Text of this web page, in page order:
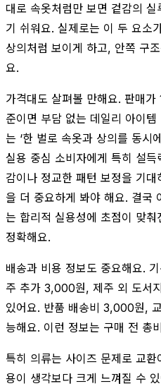
대로 속옷처럼만 보면 겉감의
기 쉬워요. 실제로는 이 두 요소
상의처럼 보이게 하고, 안쪽 구
요.
가격대도 살펴볼 만해요. 판매
준이면 부담 없는 데일리 아이
는 ‘한 벌로 속옷과 상의를 동시
실용 중심 소비자에게 특히 설
감이나 정교한 패턴 보정을 기
을 더 중요하게 봐야 해요. 결국
는 합리적 실용성에 초점이 맞
정확해요.
배송과 비용 정보도 중요해요.
주 추가 3,000원, 제주 외 도서
있어요. 반품 배송비 3,000원,
능해요. 이런 정보는 구매 전 총
특히 의류는 사이즈 문제로 교환
용이 생각보다 크게 느껴질 수